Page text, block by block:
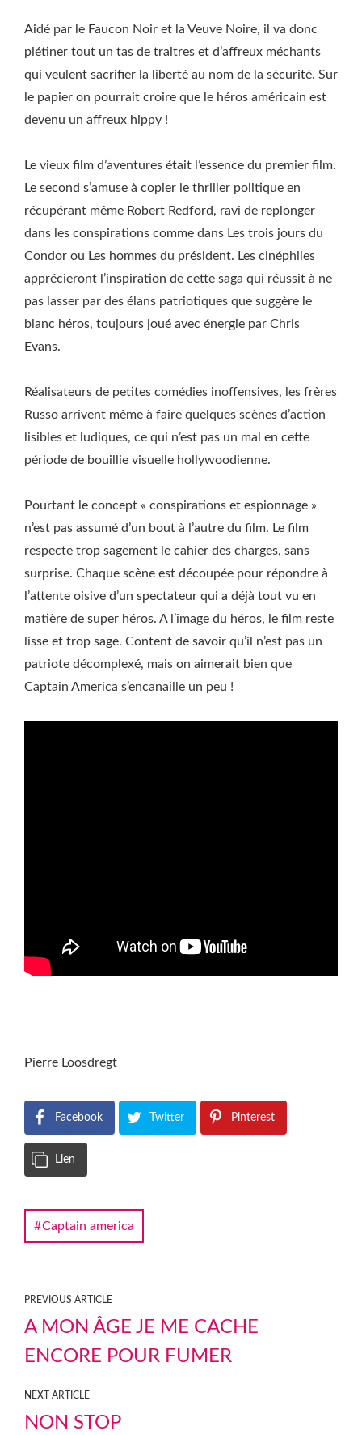
Aidé par le Faucon Noir et la Veuve Noire, il va donc
piétiner tout un tas de traitres et d’affreux méchants
qui veulent sacrifier la liberté au nom de la sécurité. Sur
le papier on pourrait croire que le héros américain est
devenu un affreux hippy !
Le vieux film d’aventures était l’essence du premier film.
Le second s’amuse à copier le thriller politique en
récupérant même Robert Redford, ravi de replonger
dans les conspirations comme dans Les trois jours du
Condor ou Les hommes du président. Les cinéphiles
apprécieront l’inspiration de cette saga qui réussit à ne
pas lasser par des élans patriotiques que suggère le
blanc héros, toujours joué avec énergie par Chris
Evans.
Réalisateurs de petites comédies inoffensives, les frères
Russo arrivent même à faire quelques scènes d’action
lisibles et ludiques, ce qui n’est pas un mal en cette
période de bouillie visuelle hollywoodienne.
Pourtant le concept « conspirations et espionnage »
n’est pas assumé d’un bout à l’autre du film. Le film
respecte trop sagement le cahier des charges, sans
surprise. Chaque scène est découpée pour répondre à
l’attente oisive d’un spectateur qui a déjà tout vu en
matière de super héros. A l’image du héros, le film reste
lisse et trop sage. Content de savoir qu’il n’est pas un
patriote décomplexé, mais on aimerait bien que
Captain America s’encanaille un peu !
Pierre Loosdregt
Facebook Twitter Pinterest
Lien
Captain america
PREVIOUS ARTICLE
A MON ÂGE JE ME CACHE
ENCORE POUR FUMER
NEXT ARTICLE
NON STOP